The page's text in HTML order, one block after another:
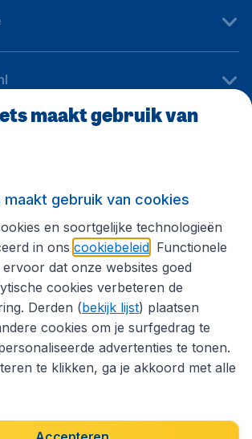
Privacybeleid
maakt gebruik van
maakt gebruik van cookies
en soortgelijke technologieën
in ons cookiebeleid . Functionele
dat onze websites goed
cookies verbeteren de
Derden (bekijk lijst) plaatsen
cookies om je surfgedrag te
advertenties te tonen.
te klikken, ga je akkoord met alle